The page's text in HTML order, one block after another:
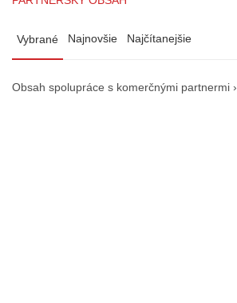
Vybrané Najnovšie Najčítanejšie
Obsah spolupráce s komerčnými partnermi ›